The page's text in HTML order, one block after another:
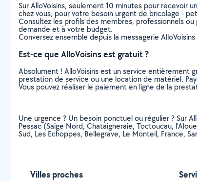
Sur AlloVoisins, seulement 10 minutes pour
chez vous, pour votre besoin urgent de bricolage -
Consultez les profils des membres, professionnels
demande et à votre budget.
Conversez ensemble depuis la messagerie
Est-ce que AlloVoisins est gratuit ?
Absolument ! AlloVoisins est un service entièrement
prestation de service ou une location de matériel.
Vous pouvez réaliser le paiement en ligne de la
Une urgence ? Un besoin ponctuel ou régulier ? Sur
Pessac (Saige Nord, Chataigneraie, Toctoucau,
Sud, Les Echoppes, Bellegrave, Le Monteil, France,
Villes proches